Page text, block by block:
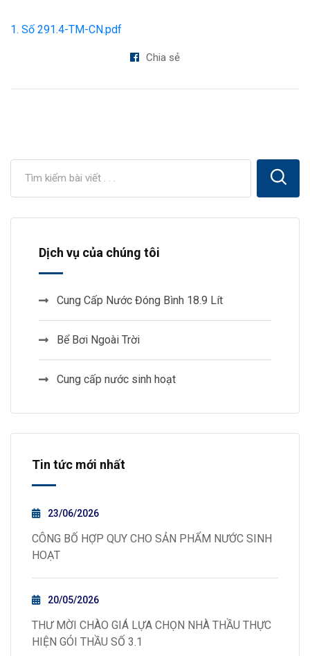
1. Số 291.4-TM-CN.pdf
Chia sẻ
Dịch vụ của chúng tôi
Cung Cấp Nước Đóng Bình 18.9 Lít
Bể Bơi Ngoài Trời
Cung cấp nước sinh hoạt
Tin tức mới nhất
23/06/2026
CÔNG BỐ HỢP QUY CHO SẢN PHẨM NƯỚC SINH
HOẠT
20/05/2026
THƯ MỜI CHÀO GIÁ LỰA CHỌN NHÀ THẦU THỰC
HIỆN GÓI THẦU SỐ 3.1